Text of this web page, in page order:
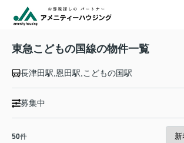
東急こどもの国線の物件一覧
長津田駅,恩田駅,こどもの国駅
募集中
50件